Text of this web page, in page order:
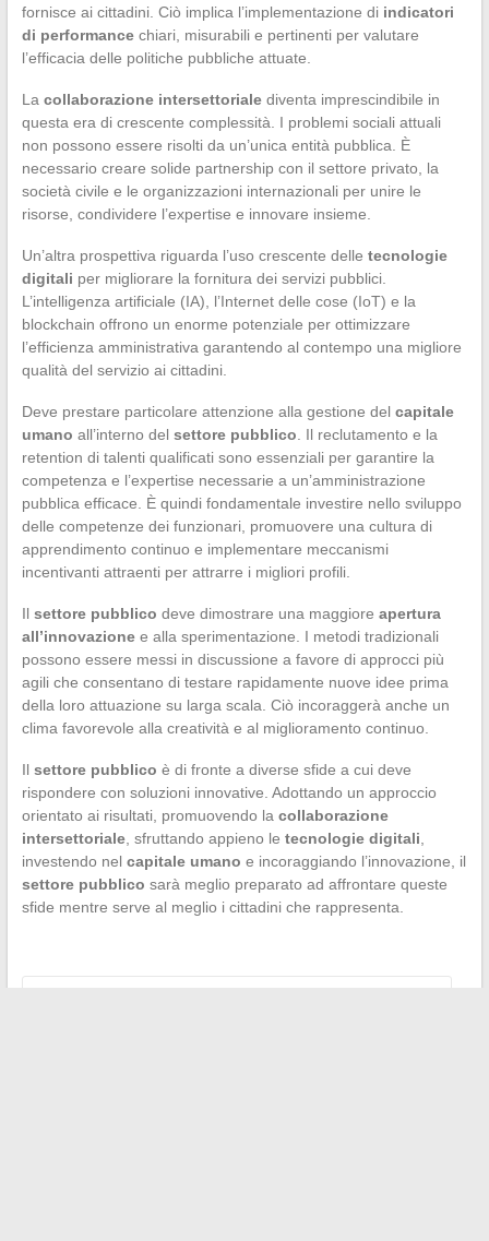
fornisce ai cittadini. Ciò implica l’implementazione di indicatori
di performancechiari, misurabili e pertinenti per valutare
l’efficacia delle politiche pubbliche attuate.
La collaborazione intersettorialediventa imprescindibile in
questa era di crescente complessità. I problemi sociali attuali
non possono essere risolti da un’unica entità pubblica. È
necessario creare solide partnership con il settore privato, la
società civile e le organizzazioni internazionali per unire le
risorse, condividere l’expertise e innovare insieme.
Un’altra prospettiva riguarda l’uso crescente delle tecnologie
digitali per migliorare la fornitura dei servizi pubblici.
L’intelligenza artificiale (IA), l’Internet delle cose (IoT) e la
blockchain offrono un enorme potenziale per ottimizzare
l’efficienza amministrativa garantendo al contempo una migliore
qualità del servizio ai cittadini.
Deve prestare particolare attenzione alla gestione del capitale
umano all’interno del settore pubblico . Il reclutamento e la
retention di talenti qualificati sono essenziali per garantire la
competenza e l’expertise necessarie a un’amministrazione
pubblica efficace. È quindi fondamentale investire nello sviluppo
delle competenze dei funzionari, promuovere una cultura di
apprendimento continuo e implementare meccanismi
incentivanti attraenti per attrarre i migliori profili.
Il settore pubblico deve dimostrare una maggiore apertura
all’innovazionee alla sperimentazione. I metodi tradizionali
possono essere messi in discussione a favore di approcci più
agili che consentano di testare rapidamente nuove idee prima
della loro attuazione su larga scala. Ciò incoraggerà anche un
clima favorevole alla creatività e al miglioramento continuo.
Il settore pubblico è di fronte a diverse sfide a cui deve
rispondere con soluzioni innovative. Adottando un approccio
orientato ai risultati, promuovendo la collaborazione
intersettoriale, sfruttando appieno le tecnologie digitali
investendo nel capitale umano e incoraggiando l’innovazione, il
settore pubblico sarà meglio preparato ad affrontare queste
sfide mentre serve al meglio i cittadini che rappresenta.